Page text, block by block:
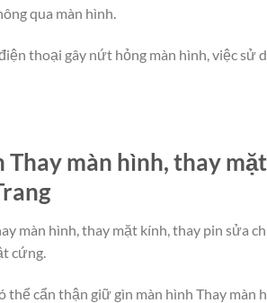
qua màn hình.
thoại gây nứt hỏng màn hình, việc sử
Thay màn hình, thay
màn hình, thay mặt kính, thay pin sửa
cứng.
cẩn thận giữ gìn màn hình Thay